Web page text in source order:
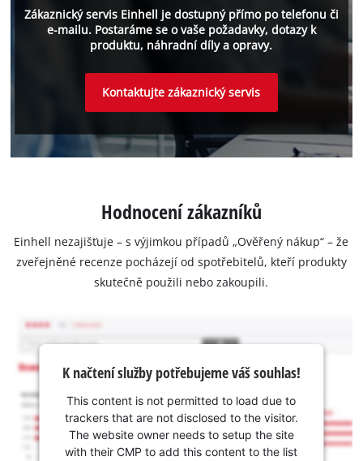
Zákaznický servis Einhell je dostupný přímo po telefonu či
e-mailu. Postaráme se o vaše požadavky, dotazy k
produktu, náhradní díly a opravy.
Kontaktujte zákaznický servis
Hodnocení zákazníků
Einhell nezajišťuje – s výjimkou případů „Ověřený nákup“ – že
zveřejněné recenze pocházejí od spotřebitelů, kteří produkty
skutečně použili nebo zakoupili.
K načtení služby potřebujeme váš souhlas!
This content is not permitted to load due to
trackers that are not disclosed to the visitor.
The website owner needs to setup the site
with their CMP to add this content to the list